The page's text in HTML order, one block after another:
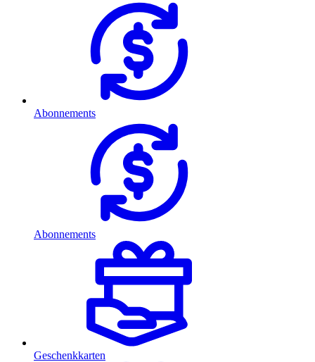
Abonnements
Abonnements
Geschenkkarten